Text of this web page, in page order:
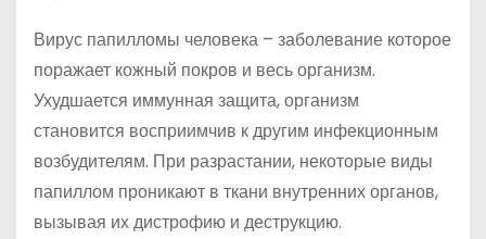
Вирус папилломы человека – заболевание которое
поражает кожный покров и весь организм.
Ухудшается иммунная защита, организм
становится восприимчив к другим инфекционным
возбудителям. При разрастании, некоторые виды
папиллом проникают в ткани внутренних органов,
вызывая их дистрофию и деструкцию.